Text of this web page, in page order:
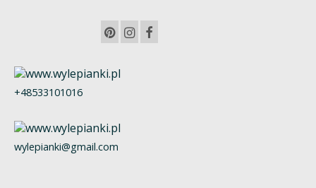
+48533101016
wylepianki@gmail.com